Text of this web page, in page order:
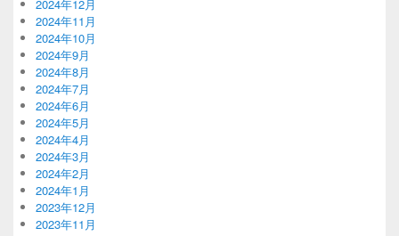
2024年12月
2024年11月
2024年10月
2024年9月
2024年8月
2024年7月
2024年6月
2024年5月
2024年4月
2024年3月
2024年2月
2024年1月
2023年12月
2023年11月